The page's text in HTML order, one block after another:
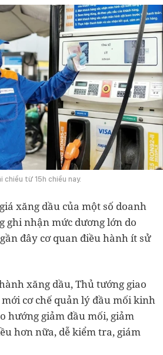
chiều từ 15h chiều nay.
xăng dầu của một số doanh
ghi nhận mức dương lớn do
đây cơ quan điều hành ít sử
xăng dầu, Thủ tướng giao
mới cơ chế quản lý đầu mối kinh
hướng giảm đầu mối, giảm
hơn nữa, dễ kiểm tra, giám